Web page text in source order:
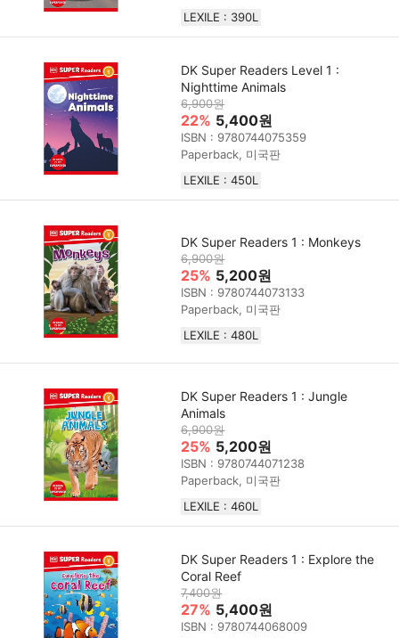
LEXILE : 390L
DK Super Readers Level 1 :
Nighttime Animals
6,900원
22% 5,400원
ISBN : 9780744075359
Paperback, 미국판
LEXILE : 450L
DK Super Readers 1 : Monkeys
6,900원
25% 5,200원
ISBN : 9780744073133
Paperback, 미국판
LEXILE : 480L
DK Super Readers 1 : Jungle
Animals
6,900원
25% 5,200원
ISBN : 9780744071238
Paperback, 미국판
LEXILE : 460L
DK Super Readers 1 : Explore the
Coral Reef
7,400원
27% 5,400원
ISBN : 9780744068009